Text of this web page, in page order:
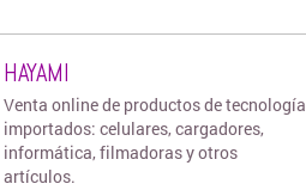
HAYAMI
Venta online de productos de tecnología
importados: celulares, cargadores,
informática, filmadoras y otros
artículos.